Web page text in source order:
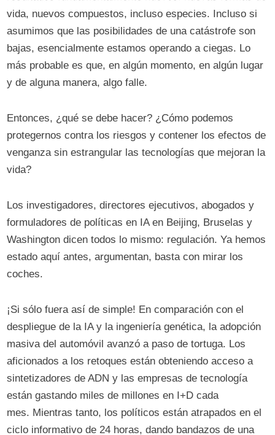
vida, nuevos compuestos, incluso especies. Incluso si
asumimos que las posibilidades de una catástrofe son
bajas, esencialmente estamos operando a ciegas. Lo
más probable es que, en algún momento, en algún lugar
y de alguna manera, algo falle.
Entonces, ¿qué se debe hacer? ¿Cómo podemos
protegernos contra los riesgos y contener los efectos de
venganza sin estrangular las tecnologías que mejoran la
vida?
Los investigadores, directores ejecutivos, abogados y
formuladores de políticas en IA en Beijing, Bruselas y
Washington dicen todos lo mismo: regulación. Ya hemos
estado aquí antes, argumentan, basta con mirar los
coches.
¡Si sólo fuera así de simple! En comparación con el
despliegue de la IA y la ingeniería genética, la adopción
masiva del automóvil avanzó a paso de tortuga. Los
aficionados a los retoques están obteniendo acceso a
sintetizadores de ADN y las empresas de tecnología
están gastando miles de millones en I+D cada
mes. Mientras tanto, los políticos están atrapados en el
ciclo informativo de 24 horas, dando bandazos de una